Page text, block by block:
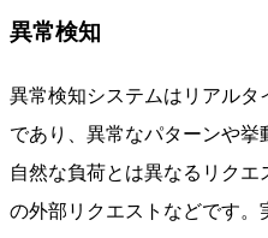
異常検知
異常検知システムはリアルタ
であり、異常なパターンや挙
自然な負荷とは異なるリク
の外部リクエストなどです